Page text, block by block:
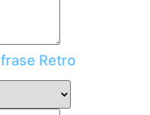
Retro